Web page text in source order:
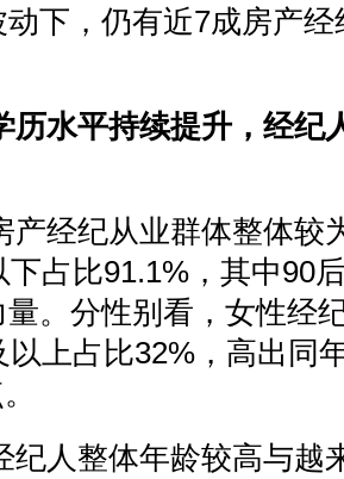
下，仍有近7成房产
水平持续提升，经纪
经纪从业群体整体较
下占比91.1%，其中90
。分性别看，女性经
以上占比32%，高出同
人整体年龄较高与越